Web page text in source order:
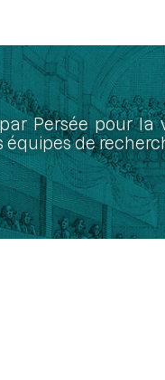
Persée pour
de